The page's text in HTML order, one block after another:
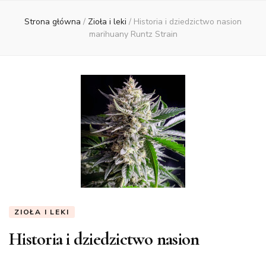
Strona główna / Zioła i leki / Historia i dziedzictwo nasion
marihuany Runtz Strain
ZIOŁA I LEKI
Historia i dziedzictwo nasion